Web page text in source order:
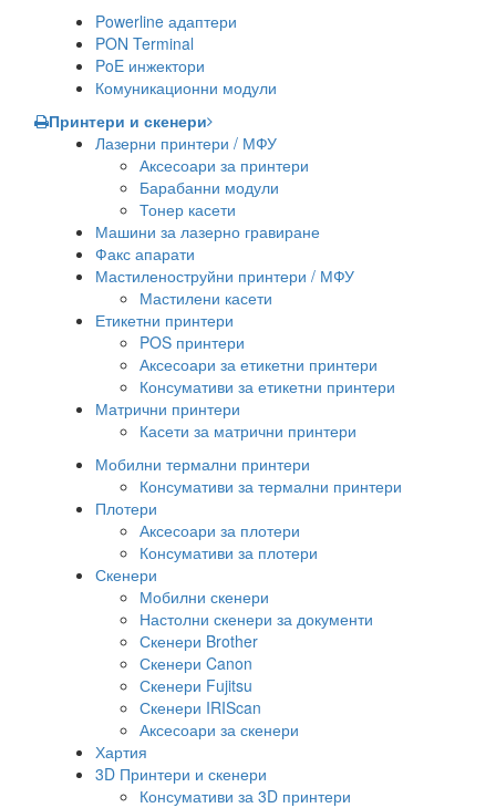
Powerline адаптери
PON Terminal
PoE инжектори
Комуникационни модули
Принтери и скенери
Лазерни принтери / МФУ
Аксесоари за принтери
Барабанни модули
Тонер касети
Машини за лазерно гравиране
Факс апарати
Мастиленоструйни принтери / МФУ
Мастилени касети
Етикетни принтери
POS принтери
Аксесоари за етикетни принтери
Консумативи за етикетни принтери
Матрични принтери
Касети за матрични принтери
Мобилни термални принтери
Консумативи за термални принтери
Плотери
Аксесоари за плотери
Консумативи за плотери
Скенери
Мобилни скенери
Настолни скенери за документи
Скенери Brother
Скенери Canon
Скенери Fujitsu
Скенери IRIScan
Аксесоари за скенери
Хартия
3D Принтери и скенери
Консумативи за 3D принтери